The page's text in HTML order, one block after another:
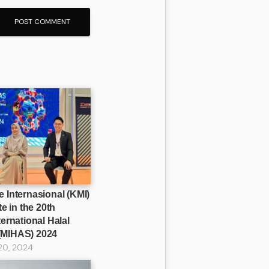
Internasional (KMI)
in the 20th
Halal
2024
2024